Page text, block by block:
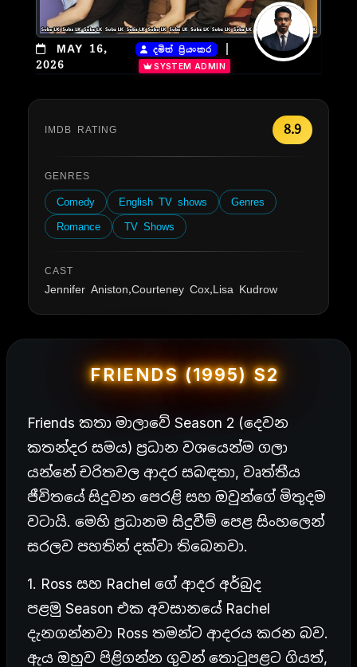
MAY 16,
2026
දමිත් ප්‍රියංකර
SYSTEM ADMIN
IMDB RATING 8.9
GENRES
Comedy English TV shows
Genres
Romance
TV Shows
CAST
Jennifer Aniston,Courteney Cox,Lisa Kudrow
FRIENDS (1995) S2
Friends කතා මාලාවේ Season 2 (දෙවන
කතන්දර සමය) ප්‍රධාන වශයෙන්ම ගලා
යන්නේ චරිතවල ආදර සබඳතා, වෘත්තීය
ජීවිතයේ සිදුවන පෙරළි සහ ඔවුන්ගේ මිතුදම
වටායි. මෙහි ප්‍රධානම සිදුවීම් පෙළ සිංහලෙන්
සරලව පහතින් දක්වා තිබෙනවා.
1. Ross සහ Rachel ගේ ආදර අර්බුද
පළමු Season එක අවසානයේ Rachel
දැනගන්නවා Ross තමන්ට ආදරය කරන බව.
ඇය ඔහුව පිළිගන්න ගුවන් තොටුපළට ගියත්,